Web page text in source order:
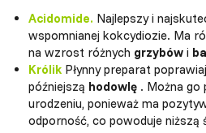
Acidomide. Najlepszy i
wspomnianej kokcydiozie. Ma
na wzrost różnych grzybów i
Królik Płynny preparat
późniejszą hodowlę . Można go
urodzeniu, ponieważ ma
odporność, co powoduje niższą